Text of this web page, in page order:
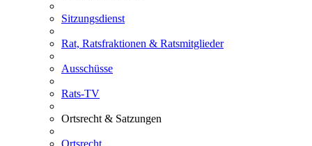
Sitzungsdienst
Rat, Ratsfraktionen & Ratsmitglieder
Ausschüsse
Rats-TV
Ortsrecht & Satzungen
Ortsrecht